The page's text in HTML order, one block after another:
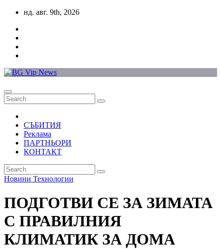
Skip
content
нд. авг. 9th, 2026
СЪБИТИЯ
Реклама
ПАРТНЬОРИ
КОНТАКТ
Новини Технологии
ПОДГОТВИ СЕ ЗА ЗИМАТА
С ПРАВИЛНИЯ
КЛИМАТИК ЗА ДОМА